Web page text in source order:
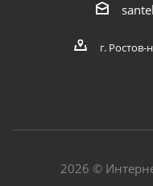
г. Ростов-
2026 ©